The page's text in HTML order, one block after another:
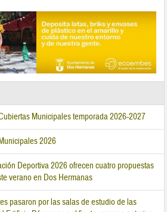
Municipales temporada 2026-2027
2026
Deportiva 2026 ofrecen cuatro propuestas
verano en Dos Hermanas
pasaron por las salas de estudio de las